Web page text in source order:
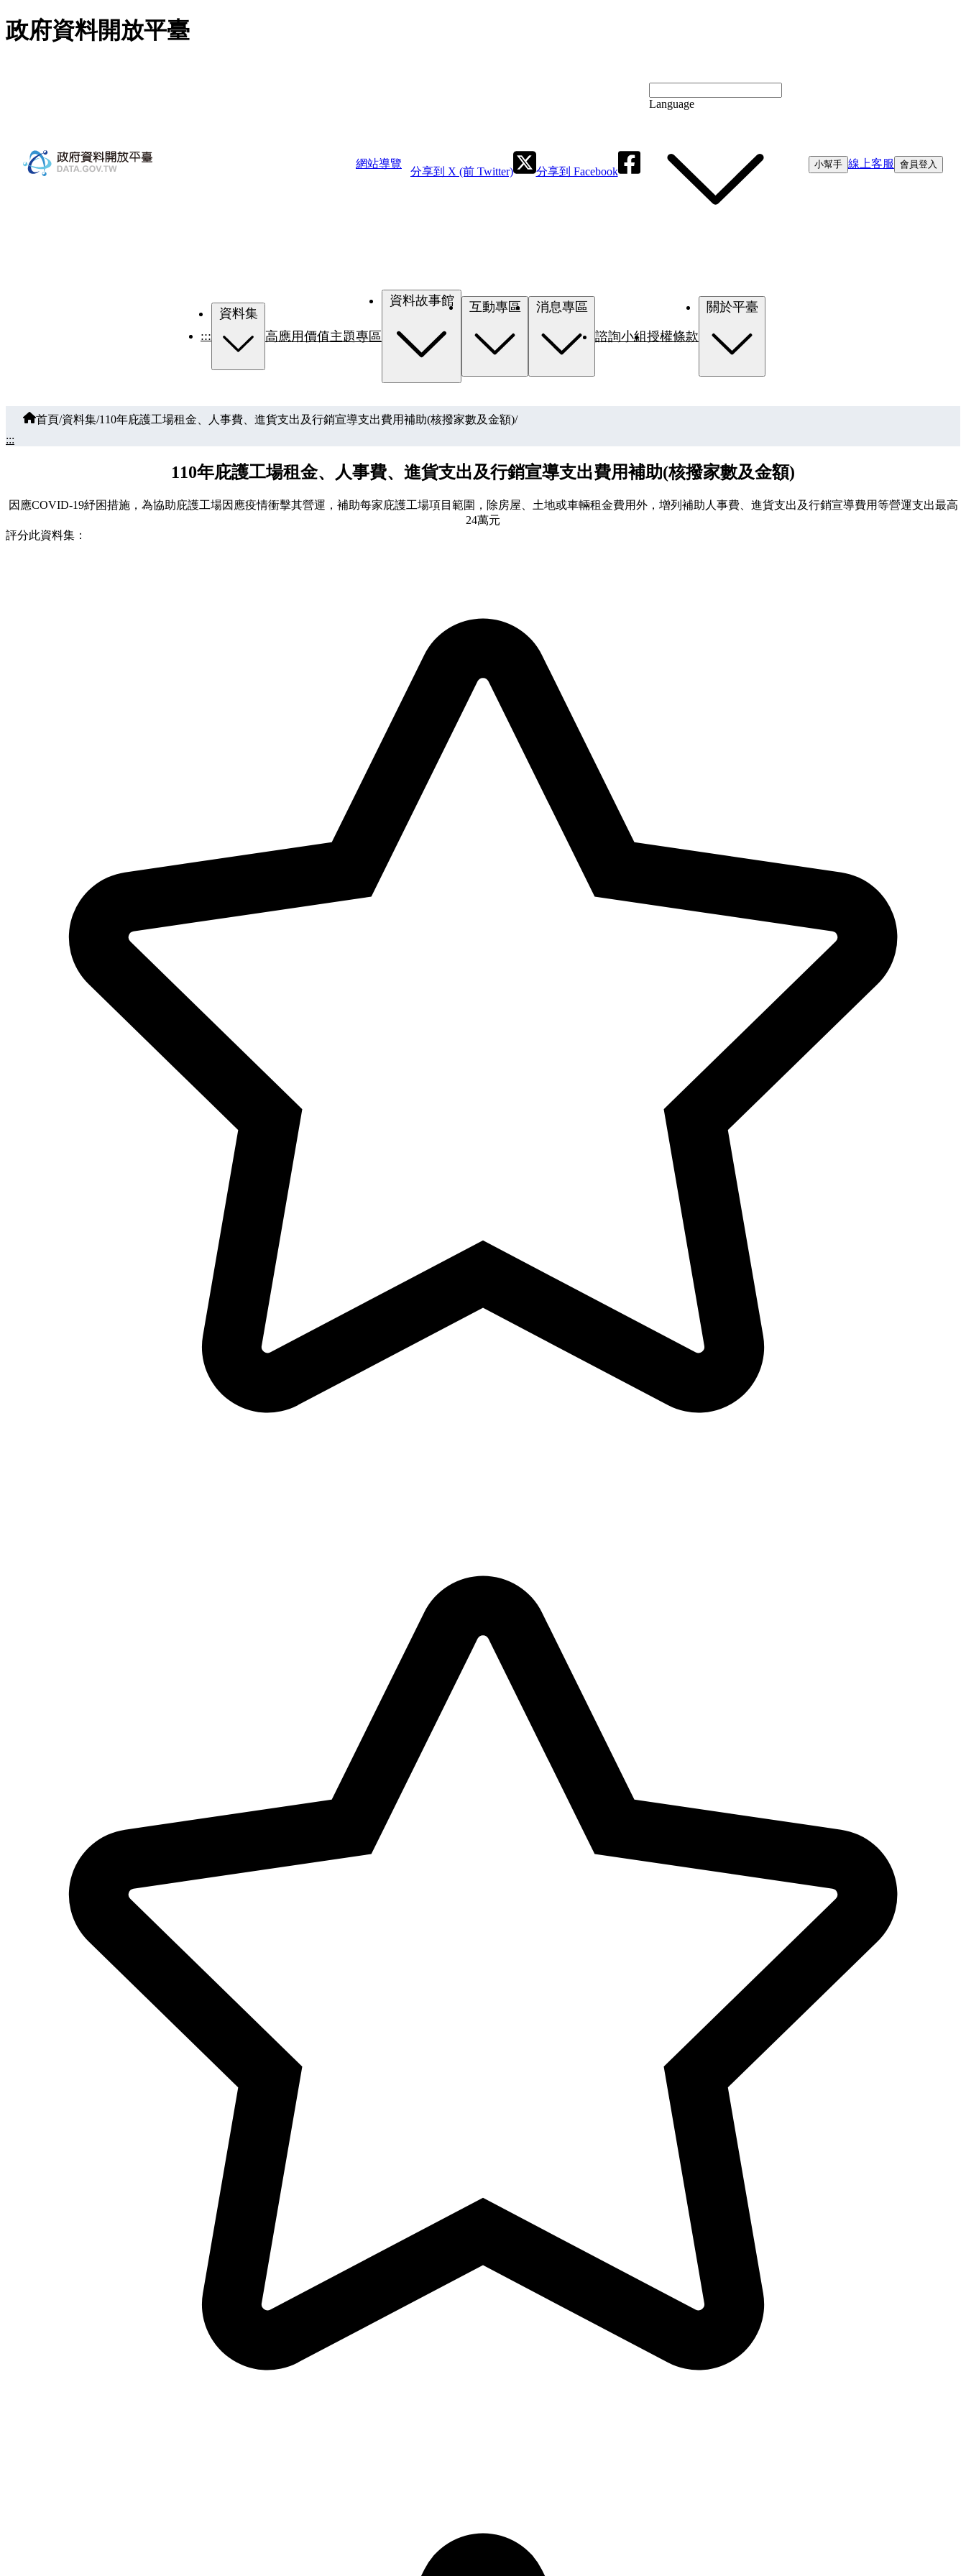
跳至主要內容
政府資料開放平臺
網站導覽
分享到 X (前 Twitter) 分享到 Facebook
Language
小幫手 線上客服 會員登入
:::
資料集
高應用價值主題專區
資料故事館
諮詢小組授權條款
首頁/資料集/110年庇護工場租金、人事費、進貨支出及行銷宣導支出費用補助(核撥家數及金額)/
:::
110年庇護工場租金、人事費、進貨支出及行銷宣導支出費用補助(核撥家數及金額)
因應COVID-19紓困措施，為協助庇護工場因應疫情衝擊其營運，補助每家庇護工場項目範圍，除房屋、土地或車輛租金費用外，增列補助人事費、進貨支出及行銷宣導費用等營運支出最高
24萬元
評分此資料集：